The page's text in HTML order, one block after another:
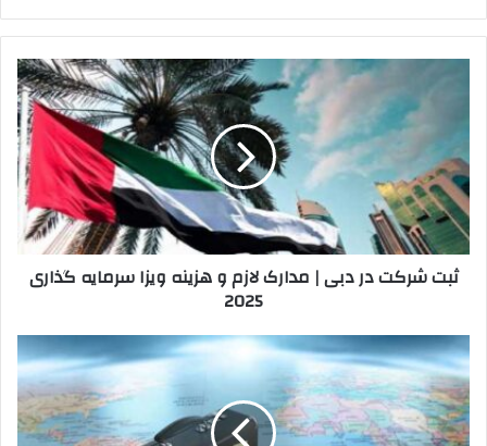
شرکت
|
مدارک
لازم
و
هزینه
ویزا
2025
ثبت شرکت در دبی | مدارک لازم و هزینه ویزا سرمایه گذاری
2025
مشکلات
مهاجرت
(واقعیت
های
مهاجرت